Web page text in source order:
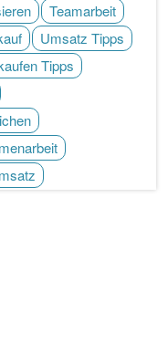
Teamarbeit
Umsatz Tipps
Tipps